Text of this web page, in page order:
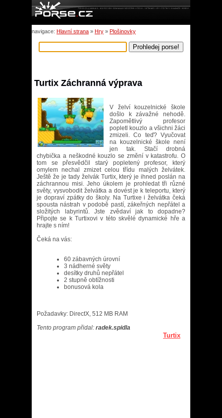
navigace: Hlavní strana » Hry » Plošinovky
Turtix Záchranná výprava
V želví kouzelnické škole
došlo k závažné nehodě.
Zapomětlivý profesor
popletl kouzlo a všichni žáci
zmizeli. Co teď? Vyučovat
na kouzelnické škole není
jen tak. Stačí drobná
chybička a neškodné kouzlo se změní v katastrofu. O
tom se přesvědčil starý popletený profesor, který
omylem nechal zmizet celou třídu malých želvátek.
Ještě že je tady želvák Turtix, který je ihned poslán na
záchrannou misi. Jeho úkolem je prohledat tři různé
světy, vysvobodit želvátka a dovést je k teleportu, který
je dopraví zpátky do školy. Na Turtixe i želvátka čeká
spousta nástrah v podobě pastí, zákeřných nepřátel a
složitých labyrintů. Jste zvědaví jak to dopadne?
Připojte se k Turtixovi v této skvělé dynamické hře a
hrajte s ním!
Čeká na vás:
60 zábavných úrovní
3 nádherné světy
desítky druhů nepřátel
2 stupně obtížnosti
bonusová kola
Požadavky: DirectX, 512 MB RAM
Tento program přidal: radek.spidla
Turtix